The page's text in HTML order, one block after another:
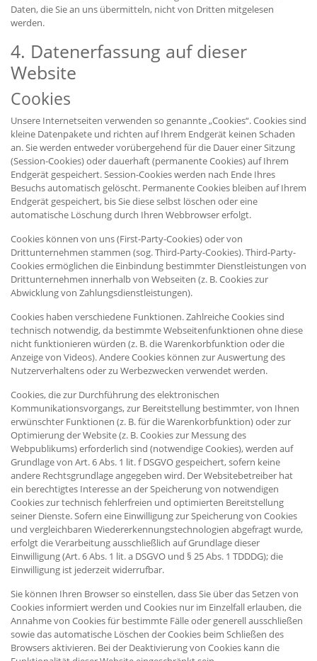
Daten, die Sie an uns übermitteln, nicht von Dritten mitgelesen
werden.
4. Datenerfassung auf dieser
Website
Cookies
Unsere Internetseiten verwenden so genannte „Cookies“. Cookies sind
kleine Datenpakete und richten auf Ihrem Endgerät keinen Schaden
an. Sie werden entweder vorübergehend für die Dauer einer Sitzung
(Session-Cookies) oder dauerhaft (permanente Cookies) auf Ihrem
Endgerät gespeichert. Session-Cookies werden nach Ende Ihres
Besuchs automatisch gelöscht. Permanente Cookies bleiben auf Ihrem
Endgerät gespeichert, bis Sie diese selbst löschen oder eine
automatische Löschung durch Ihren Webbrowser erfolgt.
Cookies können von uns (First-Party-Cookies) oder von
Drittunternehmen stammen (sog. Third-Party-Cookies). Third-Party-
Cookies ermöglichen die Einbindung bestimmter Dienstleistungen von
Drittunternehmen innerhalb von Webseiten (z. B. Cookies zur
Abwicklung von Zahlungsdienstleistungen).
Cookies haben verschiedene Funktionen. Zahlreiche Cookies sind
technisch notwendig, da bestimmte Webseitenfunktionen ohne diese
nicht funktionieren würden (z. B. die Warenkorbfunktion oder die
Anzeige von Videos). Andere Cookies können zur Auswertung des
Nutzerverhaltens oder zu Werbezwecken verwendet werden.
Cookies, die zur Durchführung des elektronischen
Kommunikationsvorgangs, zur Bereitstellung bestimmter, von Ihnen
erwünschter Funktionen (z. B. für die Warenkorbfunktion) oder zur
Optimierung der Website (z. B. Cookies zur Messung des
Webpublikums) erforderlich sind (notwendige Cookies), werden auf
Grundlage von Art. 6 Abs. 1 lit. f DSGVO gespeichert, sofern keine
andere Rechtsgrundlage angegeben wird. Der Websitebetreiber hat
ein berechtigtes Interesse an der Speicherung von notwendigen
Cookies zur technisch fehlerfreien und optimierten Bereitstellung
seiner Dienste. Sofern eine Einwilligung zur Speicherung von Cookies
und vergleichbaren Wiedererkennungstechnologien abgefragt wurde,
erfolgt die Verarbeitung ausschließlich auf Grundlage dieser
Einwilligung (Art. 6 Abs. 1 lit. a DSGVO und § 25 Abs. 1 TDDDG); die
Einwilligung ist jederzeit widerrufbar.
Sie können Ihren Browser so einstellen, dass Sie über das Setzen von
Cookies informiert werden und Cookies nur im Einzelfall erlauben, die
Annahme von Cookies für bestimmte Fälle oder generell ausschließen
sowie das automatische Löschen der Cookies beim Schließen des
Browsers aktivieren. Bei der Deaktivierung von Cookies kann die